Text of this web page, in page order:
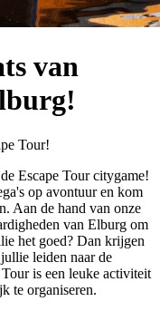
van
Escape Tour citygame!
op avontuur en kom
Aan de hand van onze
van Elburg om
het goed? Dan krijgen
leiden naar de
is een leuke activiteit
te organiseren.